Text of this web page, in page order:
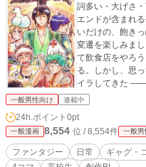
詞多い・大げさ
エンドが含まれ
いだけの、飽き
変遷を楽しみま
て飲食店をやろ
る。しかし、思
イラしてきた ――
いなのの本編と
一般男性向け 連載中
24h.ポイント 0pt
一般漫画 8,554 位 / 8,554件 一般男
ファンタジー 日常 ギャグ・